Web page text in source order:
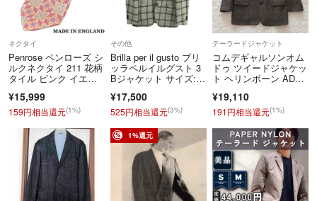
8/6-10、8/25-28は商品の発送ができません。
ネクタイ
Penrose ペンローズ シ
ルクネクタイ 211 花柄
タイル ピンク イエロ
¥15,999
159円相当還元(1%)
その他
Brilla per il gusto ブリ
ッラペルイルグスト 3
Bジャケット サイズ:4
混 ブラウン/ベージ
ュ メンズ / 240001195
¥17,500
525円相当還元(3%)
テーラードジャケット
コムデギャルソンオム
ドゥ ツイードジャケッ
ト ヘリンボーン AD19
¥19,110
191円相当還元(1%)
1%還元